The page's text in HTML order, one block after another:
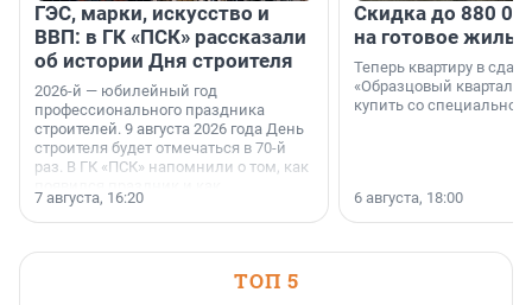
ГЭС, марки, искусство и
ВВП: в ГК «ПСК» рассказали
об истории Дня строителя
2026-й — юбилейный год
профессионального праздника
строителей. 9 августа 2026 года День
строителя будет отмечаться в 70-й
раз. В ГК «ПСК» напомнили о том, как
поменялась роль строительства.
7 августа, 16:20
Скидка до 880
на готовое
Теперь квартиру в
«Образцовый квартал
купить со специальной
6 августа, 18:00
ТОП 5